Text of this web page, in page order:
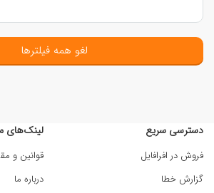
لغو همه فیلترها
دسترسی سریع
فروش در افرافایل
گزارش خطا
لینک‌های
قوانین و
درباره ما